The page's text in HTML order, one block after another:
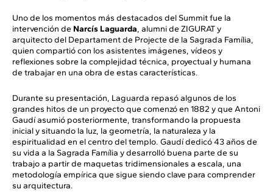
Uno de los momentos más destacados del Summit fue la
intervención de Narcís Laguarda, alumni de ZIGURAT y
arquitecto del Departament de Projecte de la Sagrada Família,
quien compartió con los asistentes imágenes, vídeos y
reflexiones sobre la complejidad técnica, proyectual y humana
de trabajar en una obra de estas características.
Durante su presentación, Laguarda repasó algunos de los
grandes hitos de un proyecto que comenzó en 1882 y que Antoni
Gaudí asumió posteriormente, transformando la propuesta
inicial y situando la luz, la geometría, la naturaleza y la
espiritualidad en el centro del templo. Gaudí dedicó 43 años de
su vida a la Sagrada Família y desarrolló buena parte de su
trabajo a partir de maquetas tridimensionales a escala, una
metodología empírica que sigue siendo clave para comprender
su arquitectura.